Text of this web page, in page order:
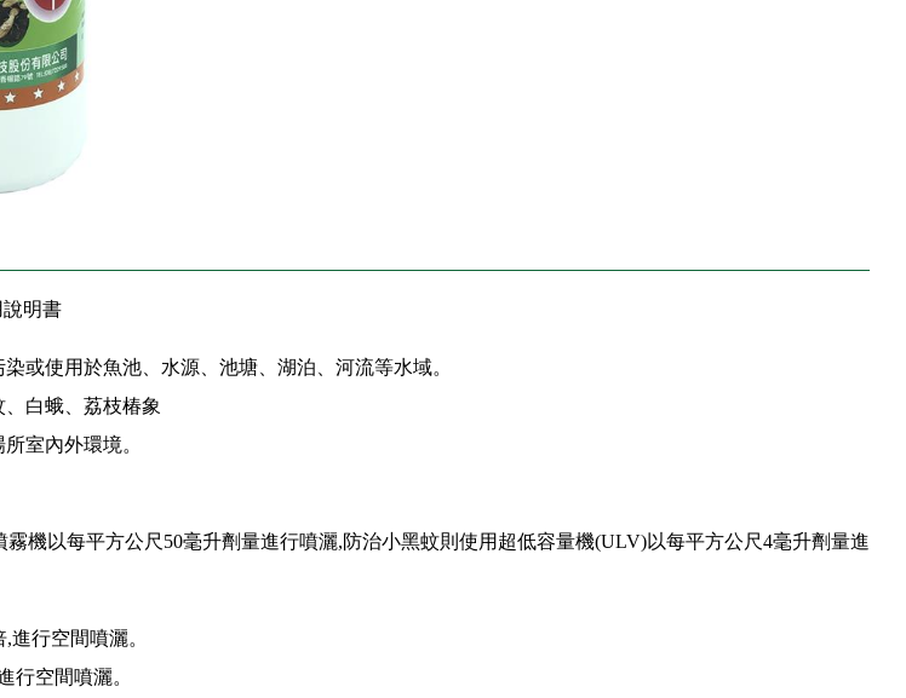
明書
或使用於魚池、水源、池塘、湖泊、河流等水域。
白蛾、荔枝椿象
室內外環境。
機以每平方公尺50毫升劑量進行噴灑,防治小黑蚊則使用超低容量機(ULV)以每平方公尺4毫升劑量進
進行空間噴灑。
行空間噴灑。